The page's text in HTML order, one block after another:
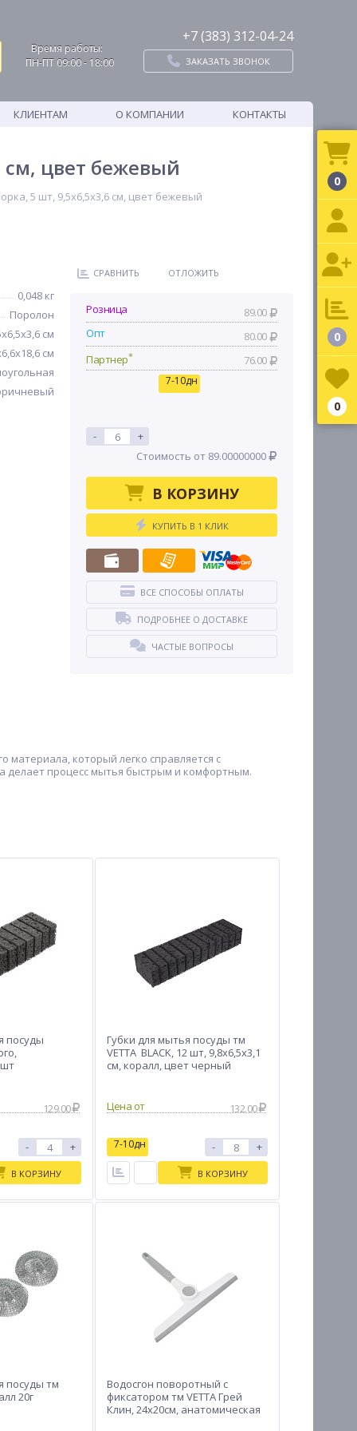
Время работы:
ПН-ПТ 09:00 - 18:00
+7 (383) 312-04-24
ЗАКАЗАТЬ ЗВОНОК
КЛИЕНТАМ О КОМПАНИИ КОНТАКТЫ
см, цвет бежевый
5 шт, 9,5x6,5x3,6 см, цвет бежевый
0,048 кг
Поролон
см
см
СРАВНИТЬ ОТЛОЖИТЬ
Розница
89.00
Опт
80.00
Партнер* 76.00
7-10дн
-
+
Стоимость от 89.00000000
В КОРЗИНУ
КУПИТЬ В 1 КЛИК
ВСЕ СПОСОБЫ ОПЛАТЫ
ПОДРОБНЕЕ О ДОСТАВКЕ
ЧАСТЫЕ ВОПРОСЫ
материала, который легко справляется с
делает процесс мытья быстрым и комфортным.
посуды
129.00
- +
В КОРЗИНУ
Губки для мытья посуды тм
VETTA BLACK, 12 шт, 9,8x6,5x3,1
см, коралл, цвет черный
Цена от 132.00
7-10дн - +
В КОРЗИНУ
посуды тм
20г
Водосгон поворотный с
фиксатором тм VETTA Грей
Клин, 24х20см, анатомическая
0
0
0